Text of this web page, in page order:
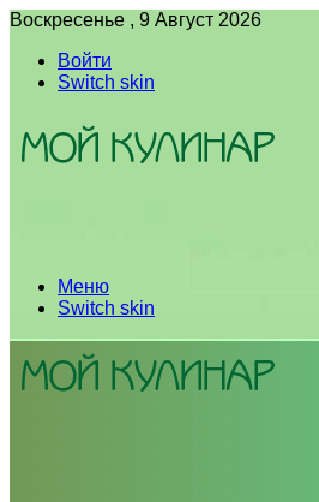
Воскресенье , 9 Август 2026
Войти
Switch skin
Меню
Switch skin